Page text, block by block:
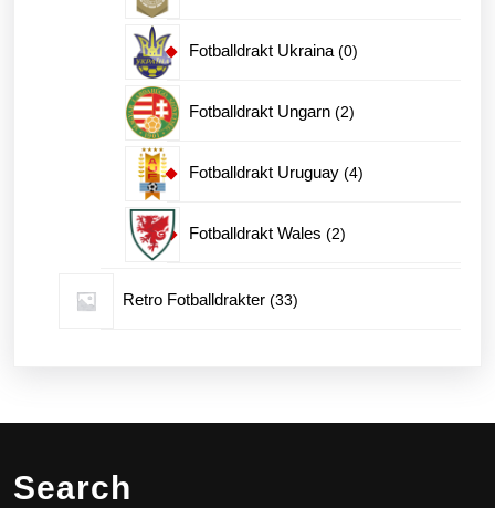
Fotballdrakt Ukraina 00
Fotballdrakt Ungarn 22
Fotballdrakt Uruguay 44
Fotballdrakt Wales 22
Retro Fotballdrakter 3333
Search